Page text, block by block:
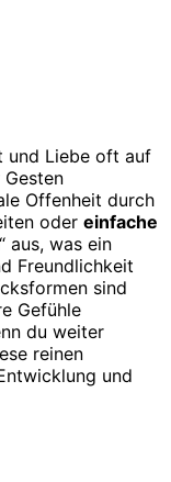
und Liebe oft auf
Offenheit durch
oder einfache
aus, was ein
Freundlichkeit
sind
Gefühle
du weiter
reinen
und